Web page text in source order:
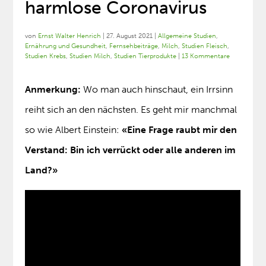
harmlose Coronavirus
von Ernst Walter Henrich |27. August 2021 |Allgemeine Studien,
Ernährung und Gesundheit, Fernsehbeiträge, Milch,Studien Fleisch,
Studien Krebs,Studien Milch,Studien Tierprodukte |13 Kommentare
Anmerkung: Wo man auch hinschaut, ein Irrsinn
reiht sich an den nächsten. Es geht mir manchmal
so wie Albert Einstein:«Eine Frage raubt mir den
Verstand: Bin ich verrückt oder alle anderen im
Land?»